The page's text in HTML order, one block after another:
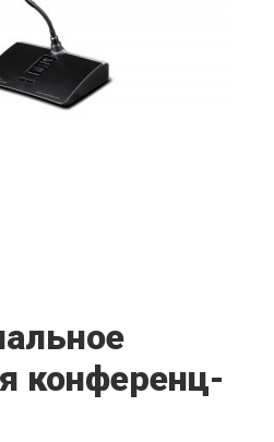
конференц-